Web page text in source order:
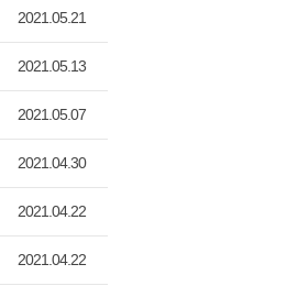
2021.05.21
2021.05.13
2021.05.07
2021.04.30
2021.04.22
2021.04.22